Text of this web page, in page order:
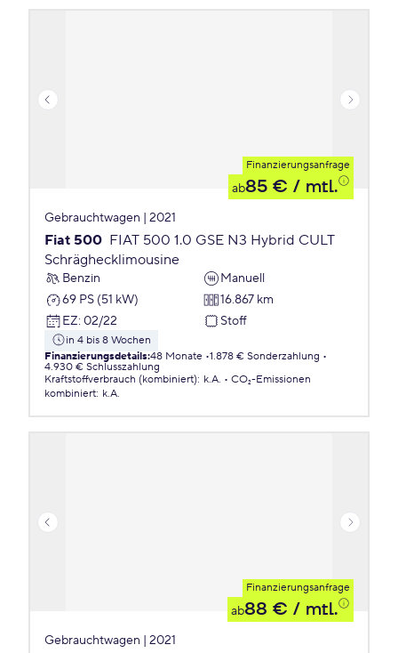
Finanzierungsanfrage
ab85 € / mtl.
Gebrauchtwagen | 2021
Fiat 500 FIAT 500 1.0 GSE N3 Hybrid CULT
Schräghecklimousine
Benzin
Manuell
69 PS (51 kW)
16.867 km
EZ: 02/22 Stoff
in 4 bis 8 Wochen
Finanzierungsdetails:48 Monate 1.878 € Sonderzahlung
4.930 € Schlusszahlung
Kraftstoffverbrauch (kombiniert): k.A.
CO₂-Emissionen
kombiniert: k.A.
Finanzierungsanfrage
ab88 € / mtl.
Gebrauchtwagen | 2021